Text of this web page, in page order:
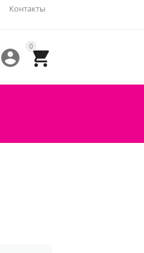
Контакты
0

